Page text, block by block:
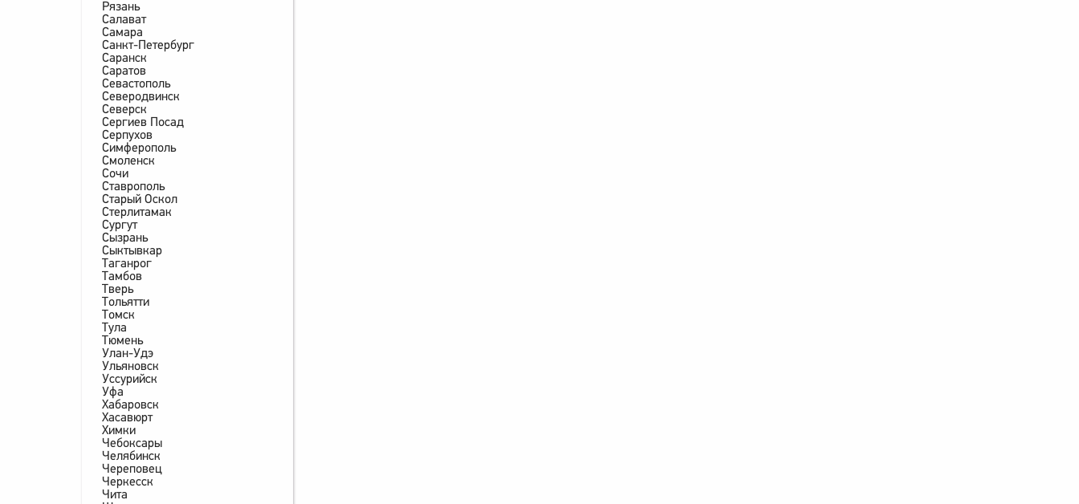
Рязань
Салават
Самара
Санкт-Петербург
Саранск
Саратов
Севастополь
Северодвинск
Северск
Сергиев Посад
Серпухов
Симферополь
Смоленск
Сочи
Ставрополь
Старый Оскол
Стерлитамак
Сургут
Сызрань
Сыктывкар
Таганрог
Тамбов
Тверь
Тольятти
Томск
Тула
Тюмень
Улан-Удэ
Ульяновск
Уссурийск
Уфа
Хабаровск
Хасавюрт
Химки
Чебоксары
Челябинск
Череповец
Черкесск
Чита